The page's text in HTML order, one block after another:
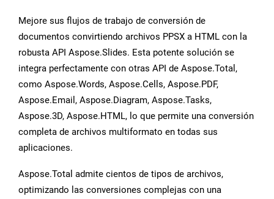
Mejore sus flujos de trabajo de conversión de
documentos convirtiendo archivos PPSX a HTML con la
robusta API Aspose.Slides. Esta potente solución se
integra perfectamente con otras API de Aspose.Total,
como Aspose.Words, Aspose.Cells, Aspose.PDF,
Aspose.Email, Aspose.Diagram, Aspose.Tasks,
Aspose.3D, Aspose.HTML, lo que permite una conversión
completa de archivos multiformato en todas sus
aplicaciones.
Aspose.Total admite cientos de tipos de archivos,
optimizando las conversiones complejas con una